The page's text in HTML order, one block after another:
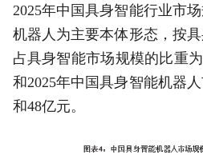
2025年中国具身智能行业市
机器人为主要本体形态，按
占具身智能市场规模的比重
和2025年中国具身智能机器
和48亿元。